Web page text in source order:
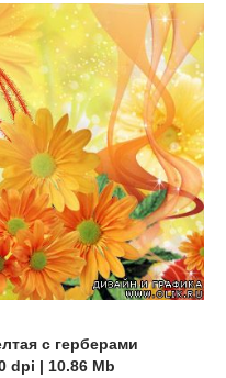
с герберами
dpi | 10.86 Mb